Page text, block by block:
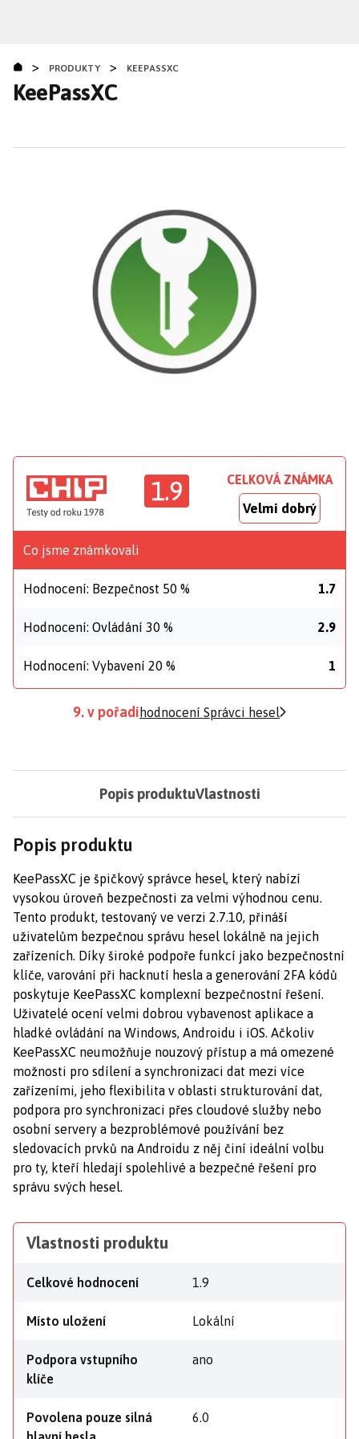
obsahu
> PRODUKTY > KEEPASSXC
KeePassXC
1.9 CELKOVÁ ZNÁMKA
Velmi dobrý
Co jsme známkovali
Hodnocení: Bezpečnost 50 % 1.7
Hodnocení: Ovládání 30 % 2.9
Hodnocení: Vybavení 20 % 1
9. v pořadí hodnocení Správci hesel
Popis produktuVlastnosti
Popis produktu
KeePassXC je špičkový správce hesel, který nabízí
vysokou úroveň bezpečnosti za velmi výhodnou cenu.
Tento produkt, testovaný ve verzi 2.7.10, přináší
uživatelům bezpečnou správu hesel lokálně na jejich
zařízeních. Díky široké podpoře funkcí jako bezpečnostní
klíče, varování při hacknutí hesla a generování 2FA kódů
poskytuje KeePassXC komplexní bezpečnostní řešení.
Uživatelé ocení velmi dobrou vybavenost aplikace a
hladké ovládání na Windows, Androidu i iOS. Ačkoliv
KeePassXC neumožňuje nouzový přístup a má omezené
možnosti pro sdílení a synchronizaci dat mezi více
zařízeními, jeho flexibilita v oblasti strukturování dat,
podpora pro synchronizaci přes cloudové služby nebo
osobní servery a bezproblémové používání bez
sledovacích prvků na Androidu z něj činí ideální volbu
pro ty, kteří hledají spolehlivé a bezpečné řešení pro
správu svých hesel.
Vlastnosti produktu
Celkové hodnocení 1.9
Místo uložení Lokální
Podpora vstupního
klíče
ano
Povolena pouze silná
6.0